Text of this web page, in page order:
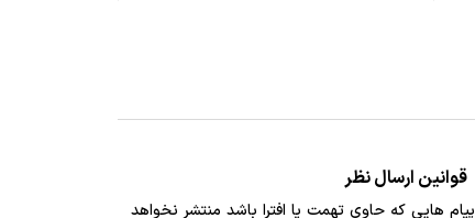
قوانین ارسال نظر
پیام هایی که حاوی تهمت یا افترا باشد منتشر نخواهد